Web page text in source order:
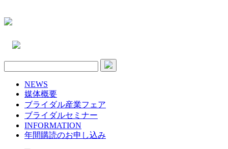
NEWS
媒体概要
ブライダル産業フェア
ブライダルセミナー
INFORMATION
年間購読のお申し込み